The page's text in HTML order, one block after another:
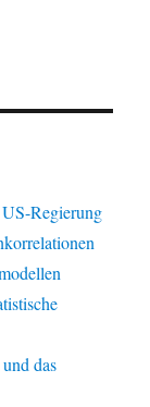
Regierung
das